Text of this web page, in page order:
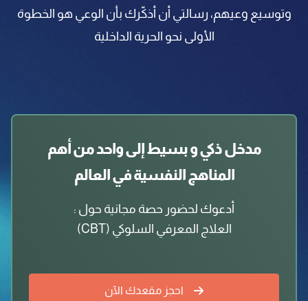
وتوسيع وعيهم، رسالتي أن أذكّرك بأن الوعي هو الخطوة
الأولى نحو الحرية الداخلية
مدخل ذكي و بسيط إلى واحد من أهم
المناهج النفسية في العالم
أدعوك لحضور حصة مجانية حول :⁣
العلاج المعرفي السلوكي (CBT)⁣
احجز مقعدك الآن